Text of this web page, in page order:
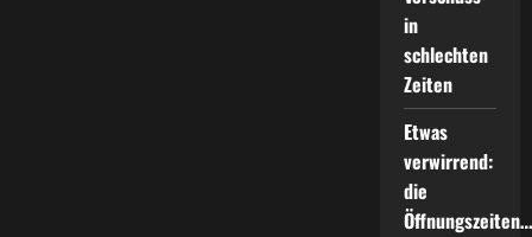
in
schlechten
Zeiten
Etwas
verwirrend:
die
Öffnungszeiten…